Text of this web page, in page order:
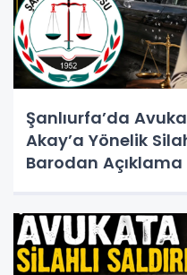
Şanlıurfa’da
Akay’a Yönelik
Barodan Açıklama